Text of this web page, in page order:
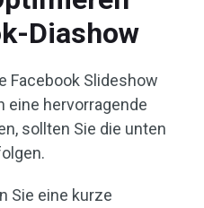
Diashow
Facebook Slideshow
eine hervorragende
sollten Sie die unten
Sie eine kurze